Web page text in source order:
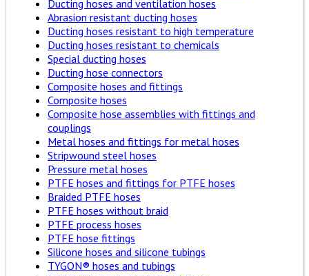
Ducting hoses and ventilation hoses
Abrasion resistant ducting hoses
Ducting hoses resistant to high temperature
Ducting hoses resistant to chemicals
Special ducting hoses
Ducting hose connectors
Composite hoses and fittings
Composite hoses
Composite hose assemblies with fittings and
couplings
Metal hoses and fittings for metal hoses
Stripwound steel hoses
Pressure metal hoses
PTFE hoses and fittings for PTFE hoses
Braided PTFE hoses
PTFE hoses without braid
PTFE process hoses
PTFE hose fittings
Silicone hoses and silicone tubings
TYGON® hoses and tubings